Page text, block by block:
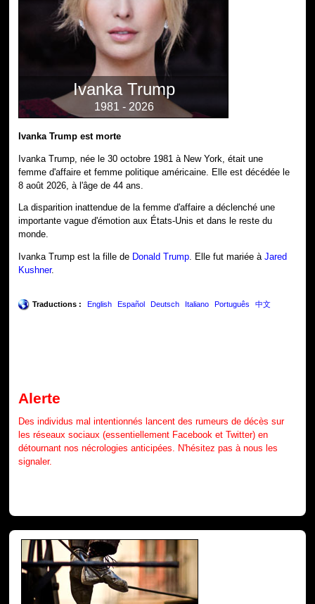
Ivanka Trump
1981 - 2026
Ivanka Trump est morte
Ivanka Trump, née le 30 octobre 1981 à New York, était une
femme d'affaire et femme politique américaine. Elle est décédée le
8 août 2026, à l'âge de 44 ans.
La disparition inattendue de la femme d'affaire a déclenché une
importante vague d'émotion aux États-Unis et dans le reste du
monde.
Ivanka Trump est la fille de Donald Trump. Elle fut mariée àJared
Kushner.
Traductions : English Español Deutsch Italiano Português 中文
Alerte
Des individus mal intentionnés lancent des rumeurs de décès sur
les réseaux sociaux (essentiellement Facebook et Twitter) en
détournant nos nécrologies anticipées. N'hésitez pas à nous les
signaler.